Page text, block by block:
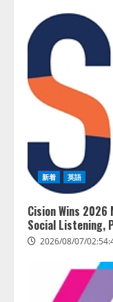
新着 英語
Cision Wins
Social Listening,
2026/08/07/